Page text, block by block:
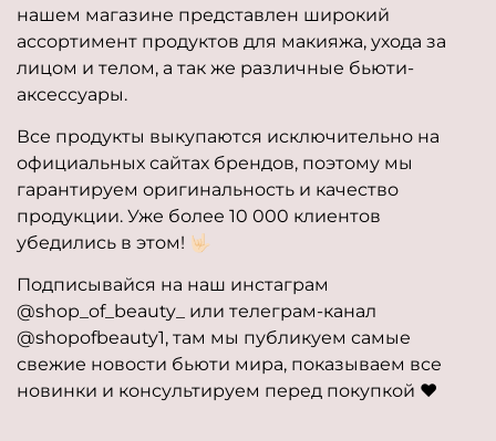
нашем магазине представлен широкий
ассортимент продуктов для макияжа, ухода за
лицом и телом, а так же различные бьюти-
аксессуары.
Все продукты выкупаются исключительно на
официальных сайтах брендов, поэтому мы
гарантируем оригинальность и качество
продукции. Уже более 10 000 клиентов
убедились в этом! 🤟🏻
Подписывайся на наш инстаграм
@shop_of_beauty_ или телеграм-канал
@shopofbeauty1, там мы публикуем самые
свежие новости бьюти мира, показываем все
новинки и консультируем перед покупкой ❤️